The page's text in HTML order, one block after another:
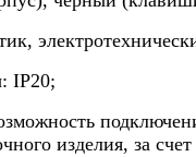
IP20;
изделия, за